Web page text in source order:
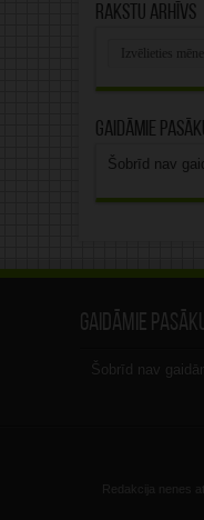
Rakstu arhīvs
Gaidāmie
Šobrīd nav
Gaidāmie
Šobrīd nav
Redakcija nenes